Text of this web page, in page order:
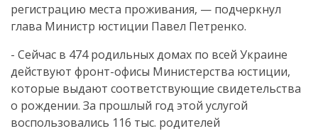
регистрацию места проживания, — подчеркнул
глава Министр юстиции Павел Петренко.
- Сейчас в 474 родильных домах по всей Украине
действуют фронт-офисы Министерства юстиции,
которые выдают соответствующие свидетельства
о рождении. За прошлый год этой услугой
воспользовались 116 тыс. родителей